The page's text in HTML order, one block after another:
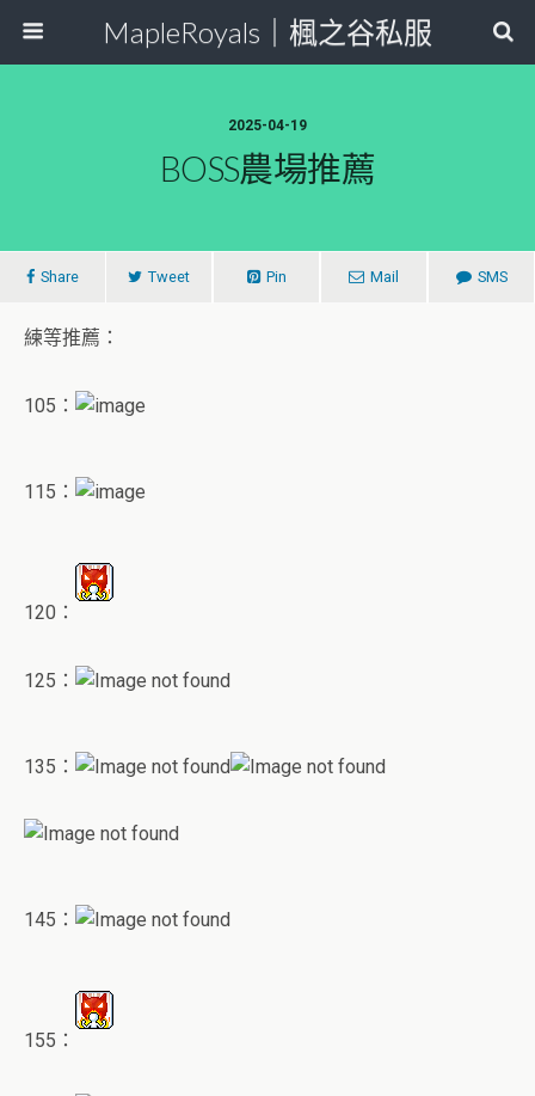
MapleRoyals｜楓之谷私服
2025-04-19
BOSS農場推薦
Share Tweet Pin Mail SMS
練等推薦：
105：
115：
120：
125：
135：
145：
155：